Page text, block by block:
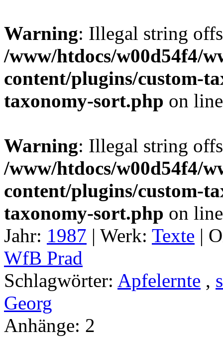
Warning: Illegal string
/www/htdocs/w00d54f4/
content/plugins/custom-
taxonomy-sort.php on
Warning: Illegal string
/www/htdocs/w00d54f4/
content/plugins/custom-
taxonomy-sort.php on
Jahr: 1987 | Werk: Texte |
WfB Prad
Schlagwörter: Apfelernte ,
Georg
Anhänge: 2